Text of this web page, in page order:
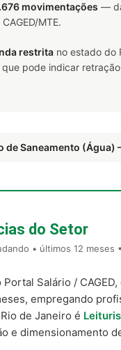
movimentações —
MTE.
restrita no estado do
pode indicar
de Saneamento (Água)
do Setor
• últimos 12 meses
Salário /
empregando
de Janeiro é
e dimensionamento